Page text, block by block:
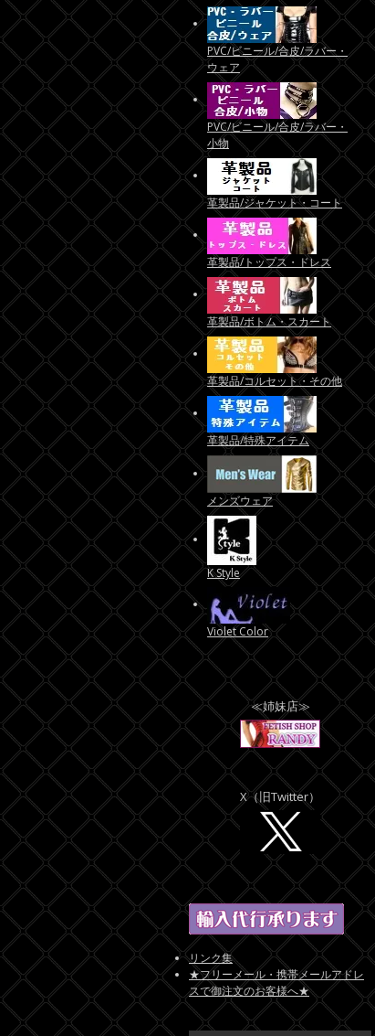
PVC/ビニール/合皮/ラバー・
ウェア
PVC/ビニール/合皮/ラバー・
小物
革製品/ジャケット・コート
革製品/トップス・ドレス
革製品/ボトム・スカート
革製品/コルセット・その他
革製品/特殊アイテム
メンズウェア
K Style
Violet Color
≪姉妹店≫
X（旧Twitter）
リンク集
★フリーメール・携帯メールアドレ
スで御注文のお客様へ★